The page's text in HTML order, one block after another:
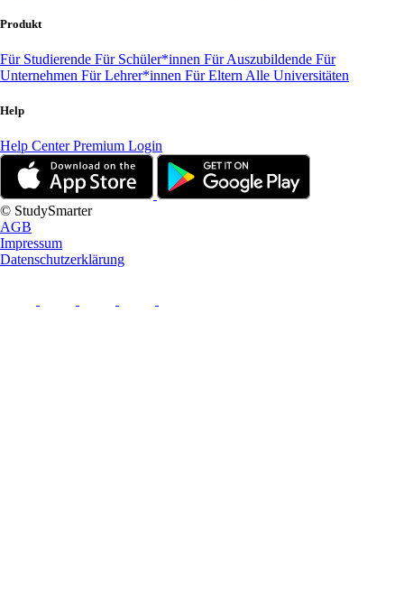
Produkt
Für Studierende Für Schüler*innen Für Auszubildende Für
Unternehmen Für Lehrer*innen Für Eltern Alle Universitäten
Help
Help CenterPremium Login
© StudySmarter
AGB
Impressum
Datenschutzerklärung